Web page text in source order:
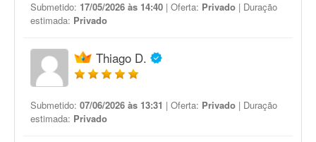
Submetido: 17/05/2026 às 14:40 | Oferta: Privado | Duração
estimada: Privado
Thiago D.
Submetido: 07/06/2026 às 13:31 | Oferta: Privado | Duração
estimada: Privado